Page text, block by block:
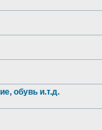
обувь и.т.д.